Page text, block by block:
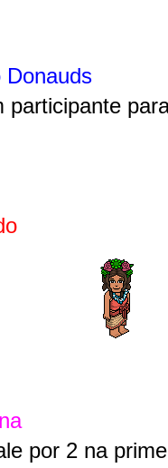
Donauds
participante
por 2 na